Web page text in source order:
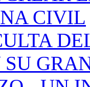
CIVIL